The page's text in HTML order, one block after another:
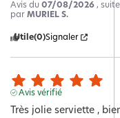
Avis du 07/08/2026 ,
par MURIEL S.
Utile(0)Signaler
Avis vérifié
Très jolie serviette ,